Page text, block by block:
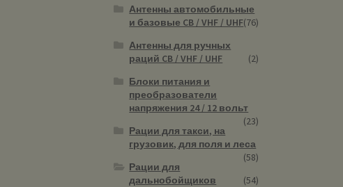
Антенны автомобильные
и базовые CB / VHF / UHF(76)
Антенны для ручных
раций CB / VHF / UHF
(2)
Блоки питания и
преобразователи
напряжения 24 / 12 вольт
(23)
Рации для такси, на
грузовик, для поля и леса
(58)
Рации для
дальнобойщиков
(54)